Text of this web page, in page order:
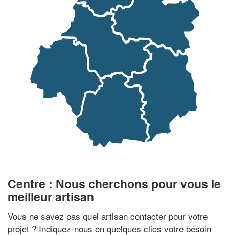
Centre : Nous cherchons pour vous le
meilleur artisan
Vous ne savez pas quel artisan contacter pour votre
projet ? Indiquez-nous en quelques clics votre besoin